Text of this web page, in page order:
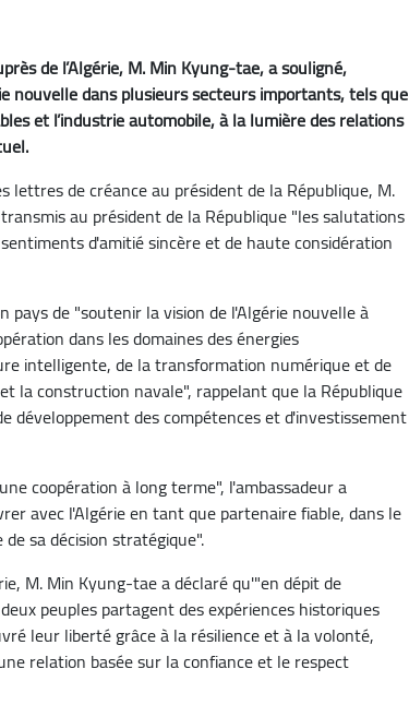
de l’Algérie, M. Min Kyung-tae, a souligné,
nouvelle dans plusieurs secteurs importants, tels que
et l’industrie automobile, à la lumière des relations
lettres de créance au président de la République, M.
au président de la République "les salutations
d'amitié sincère et de haute considération
pays de "soutenir la vision de l'Algérie nouvelle à
dans les domaines des énergies
intelligente, de la transformation numérique et de
la construction navale", rappelant que la République
développement des compétences et d'investissement
coopération à long terme", l'ambassadeur a
avec l'Algérie en tant que partenaire fiable, dans le
sa décision stratégique".
M. Min Kyung-tae a déclaré qu'"en dépit de
peuples partagent des expériences historiques
leur liberté grâce à la résilience et à la volonté,
relation basée sur la confiance et le respect